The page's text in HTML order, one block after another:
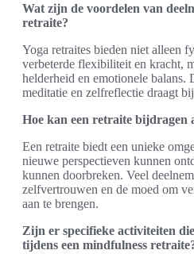
Wat zijn de voordelen van
retraite?
Yoga retraites bieden niet alleen
verbeterde flexibiliteit en kracht,
helderheid en emotionele balans.
meditatie en zelfreflectie draagt
Hoe kan een retraite bijdragen
Een retraite biedt een unieke
nieuwe perspectieven kunnen
kunnen doorbreken. Veel
zelfvertrouwen en de moed om
aan te brengen.
Zijn er specifieke activiteiten
tijdens een mindfulness